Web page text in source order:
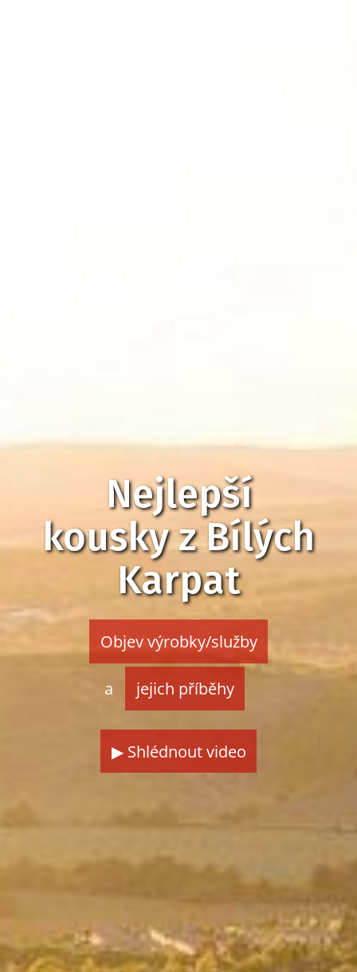
Nejlepší
kousky z Bílých
Karpat
Objev výrobky/služby
a jejich příběhy
▶ Shlédnout video